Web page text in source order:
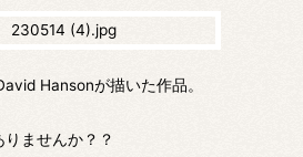
Hansonが描いた作品。
ませんか？？